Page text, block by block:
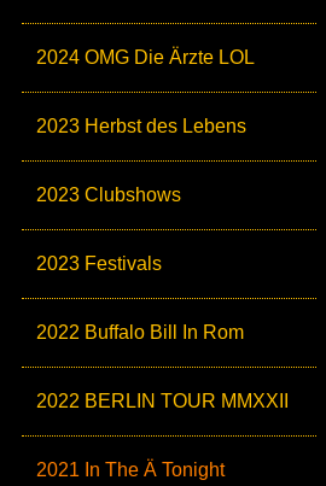
2024 OMG Die Ärzte LOL
2023 Herbst des Lebens
2023 Clubshows
2023 Festivals
2022 Buffalo Bill In Rom
2022 BERLIN TOUR MMXXII
2021 In The Ä Tonight